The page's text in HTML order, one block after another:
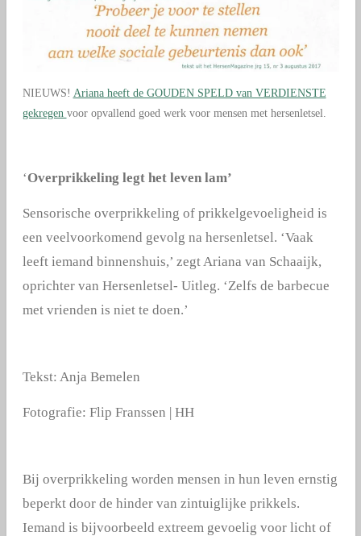
NIEUWS! Ariana heeft de GOUDEN SPELD van VERDIENSTE
gekregen voor opvallend goed werk voor mensen met hersenletsel.
‘Overprikkeling legt het leven lam’
Sensorische overprikkeling of prikkelgevoeligheid is
een veelvoorkomend gevolg na hersenletsel. ‘Vaak
leeft iemand binnenshuis,’ zegt Ariana van Schaaijk,
oprichter van Hersenletsel- Uitleg. ‘Zelfs de barbecue
met vrienden is niet te doen.’
Tekst: Anja Bemelen
Fotografie: Flip Franssen | HH
Bij overprikkeling worden mensen in hun leven ernstig
beperkt door de hinder van zintuiglijke prikkels.
Iemand is bijvoorbeeld extreem gevoelig voor licht of